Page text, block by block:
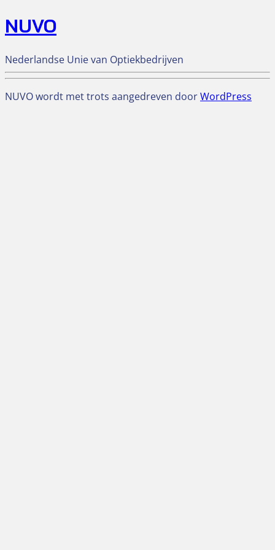
NUVO
Nederlandse Unie van Optiekbedrijven
NUVO wordt met trots aangedreven doorWordPress